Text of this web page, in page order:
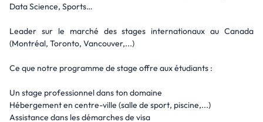
Data Science, Sports…
Leader sur le marché des stages internationaux au Canada
(Montréal, Toronto, Vancouver,...)
Ce que notre programme de stage offre aux étudiants :
Un stage professionnel dans ton domaine
Hébergement en centre-ville (salle de sport, piscine,...)
Assistance dans les démarches de visa